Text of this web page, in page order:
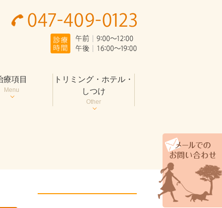
療項目
Menu
トリミング・ホテル・
しつけ
Other